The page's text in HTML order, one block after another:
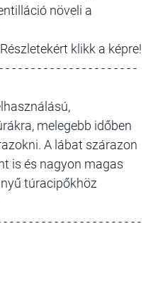
növeli a
klikk a képre!
- - - - - - - - - - - - - - - - - - - - -
melegebb időben
A lábat szárazon
is és nagyon magas
túracipőkhöz
- - - - - - - - - - - - - - - - - - - -